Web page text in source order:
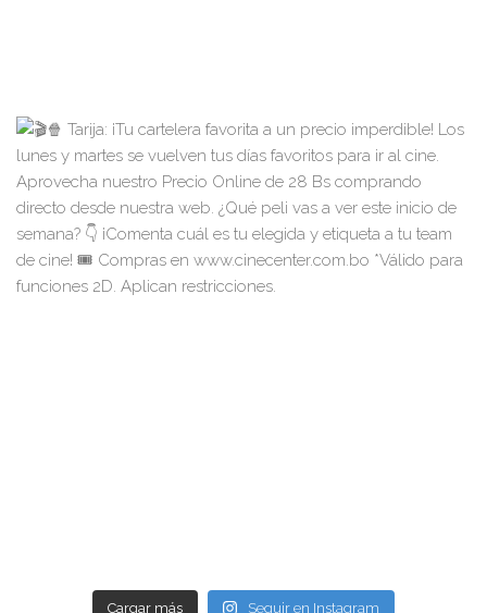
Cargar más Seguir en Instagram